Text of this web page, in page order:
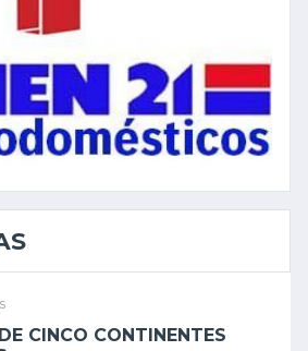
CINCO CONTINENTES